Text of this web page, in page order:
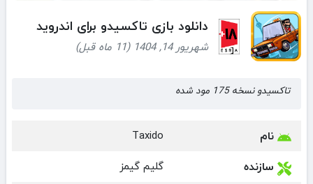
دانلود بازی تاکسیدو برای اندروید
شهریور 14, 1404 (11 ماه قبل)
تاکسیدو نسخه 175 مود شده
نام Taxido
سازنده گلیم گیمز